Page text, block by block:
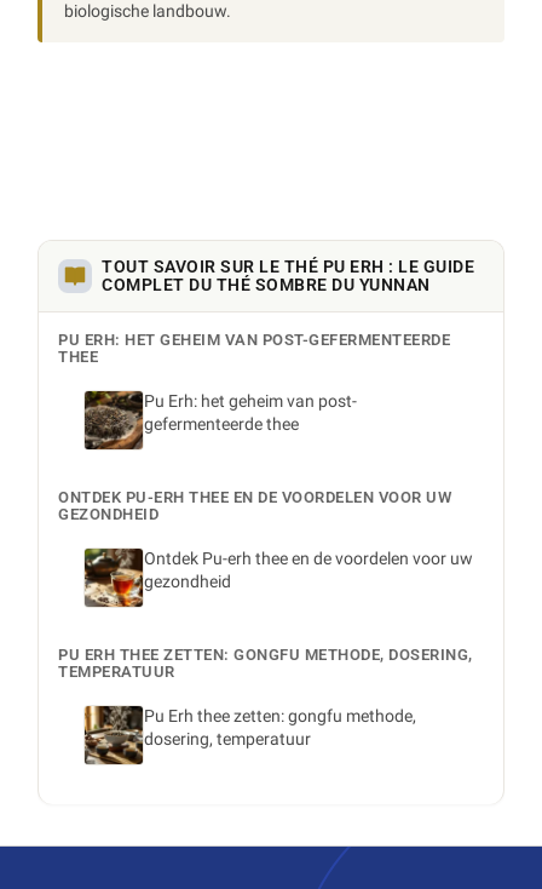
biologische landbouw.
TOUT SAVOIR SUR LE THÉ PU ERH : LE GUIDE
COMPLET DU THÉ SOMBRE DU YUNNAN
PU ERH: HET GEHEIM VAN POST-GEFERMENTEERDE
THEE
Pu Erh: het geheim van post-
gefermenteerde thee
ONTDEK PU-ERH THEE EN DE VOORDELEN VOOR UW
GEZONDHEID
Ontdek Pu-erh thee en de voordelen voor uw
gezondheid
PU ERH THEE ZETTEN: GONGFU METHODE, DOSERING,
TEMPERATUUR
Pu Erh thee zetten: gongfu methode,
dosering, temperatuur